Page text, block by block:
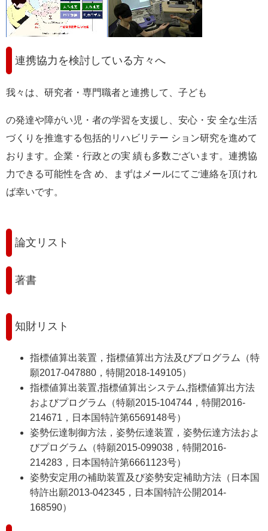
連携協力を検討している方々へ
我々は、研究者・専門職者と連携して、子ども
の発達や障がい児・者の学習を支援し、安心・安 全な生活
づくりを推進する包括的リハビリテー ション研究を進めて
おります。企業・行政との実 績も多数ございます。連携協
力できる可能性を含 め、まずはメールにてご連絡を頂けれ
ば幸いです。
論文リスト
著書
知財リスト
指標値算出装置，指標値算出方法及びプログラム（特
願2017-047880，特開2018-149105）
指標値算出装置,指標値算出システム,指標値算出方法
およびプログラム（特願2015-104744，特開2016-
214671，日本国特許第6569148号）
姿勢伝達制御方法，姿勢伝達装置，姿勢伝達方法およ
びプログラム（特願2015-099038，特開2016-
214283，日本国特許第6661123号）
姿勢安定用の補助装置及び姿勢安定補助方法（日本国
特許出願2013-042345，日本国特許公開2014-
168590）